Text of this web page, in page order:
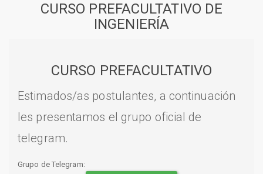
CURSO PREFACULTATIVO DE
INGENIERÍA
CURSO PREFACULTATIVO
Estimados/as postulantes, a continuación
les presentamos el grupo oficial de
telegram.
Grupo de Telegram: